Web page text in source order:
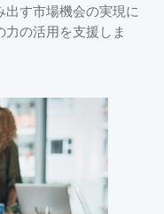
す市場機会の実現に
の活用を支援しま